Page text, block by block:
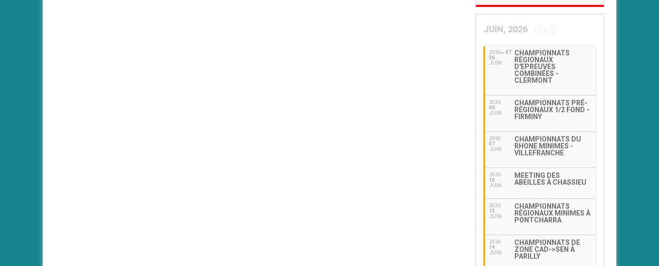
JUIN, 2026
2026
06
JUIN
07
CHAMPIONNATS
RÉGIONAUX
D'EPREUVES
COMBINÉES -
CLERMONT
2026
06
JUIN
CHAMPIONNATS PRÉ-
RÉGIONAUX 1/2 FOND -
FIRMINY
2026
07
JUIN
CHAMPIONNATS DU
RHONE MINIMES -
VILLEFRANCHE
2026
10
JUIN
MEETING DES
ABEILLES À CHASSIEU
2026
13
JUIN
CHAMPIONNATS
RÉGIONAUX MINIMES À
PONTCHARRA
2026
14
JUIN
CHAMPIONNATS DE
ZONE CAD->SEN À
PARILLY